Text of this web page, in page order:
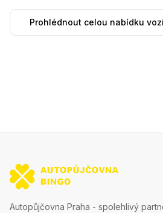
Prohlédnout celou nabídku
Autopůjčovna Praha - spolehlivý